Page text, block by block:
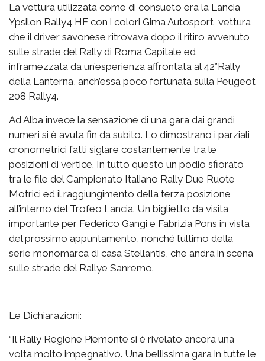
La vettura utilizzata come di consueto era la Lancia
Ypsilon Rally4 HF con i colori Gima Autosport, vettura
che il driver savonese ritrovava dopo il ritiro avvenuto
sulle strade del Rally di Roma Capitale ed
inframezzata da un’esperienza affrontata al 42°Rally
della Lanterna, anch’essa poco fortunata sulla Peugeot
208 Rally4.
Ad Alba invece la sensazione di una gara dai grandi
numeri si è avuta fin da subito. Lo dimostrano i parziali
cronometrici fatti siglare costantemente tra le
posizioni di vertice. In tutto questo un podio sfiorato
tra le file del Campionato Italiano Rally Due Ruote
Motrici ed il raggiungimento della terza posizione
all’interno del Trofeo Lancia. Un biglietto da visita
importante per Federico Gangi e Fabrizia Pons in vista
del prossimo appuntamento, nonché l’ultimo della
serie monomarca di casa Stellantis, che andrà in scena
sulle strade del Rallye Sanremo.
Le Dichiarazioni:
“Il Rally Regione Piemonte si è rivelato ancora una
volta molto impegnativo. Una bellissima gara in tutte le